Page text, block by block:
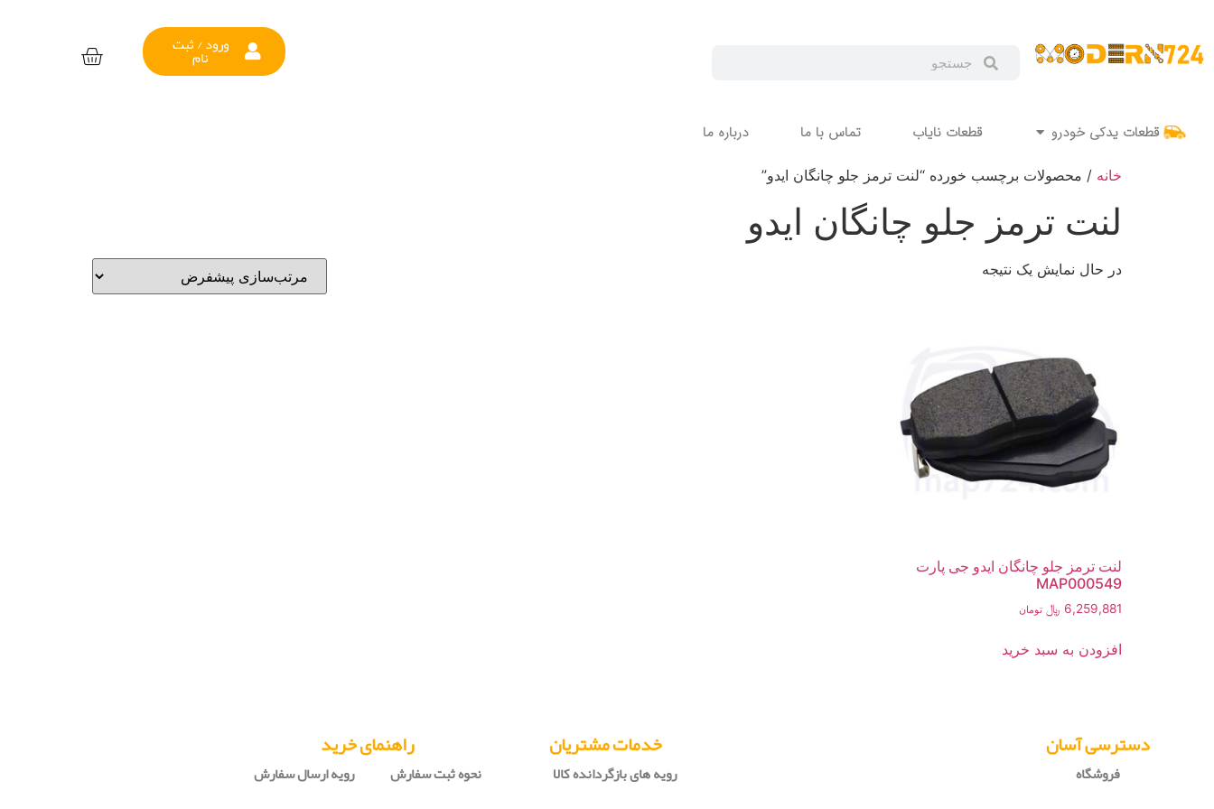
ورود / ثبت
نام
قطعات یدکی خودرو قطعات نایاب تماس با ما درباره ما
خانه / محصولات برچسب خورده “لنت ترمز جلو چانگان ایدو”
لنت ترمز جلو چانگان ایدو
در حال نمایش یک نتیجه
لنت ترمز جلو چانگان ایدو جی پارت
MAP000549
6,259,881 ﷼ تومان
افزودن به سبد خرید
دسترسی آسان
فروشگاه
خدمات مشتریان
رویه های بازگردانده کالا
راهنمای خرید
نحوه ثبت سفارش
رویه ارسال سفارش